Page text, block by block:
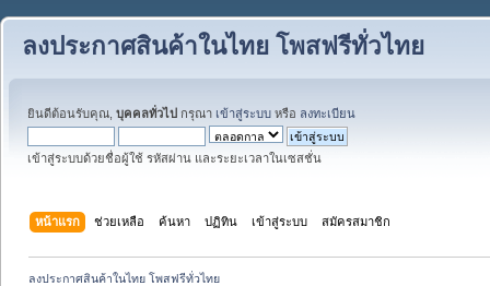
ลงประกาศสินค้าในไทย โพสฟรีทั่วไทย
ยินดีต้อนรับคุณ, บุคคลทั่วไป กรุณา เข้าสู่ระบบ หรือ ลงทะเบียน
เข้าสู่ระบบด้วยชื่อผู้ใช้ รหัสผ่าน และระยะเวลาในเซสชั่น
หน้าแรก ช่วยเหลือ ค้นหา ปฏิทิน เข้าสู่ระบบ สมัครสมาชิก
ลงประกาศสินค้าในไทย โพสฟรีทั่วไทย